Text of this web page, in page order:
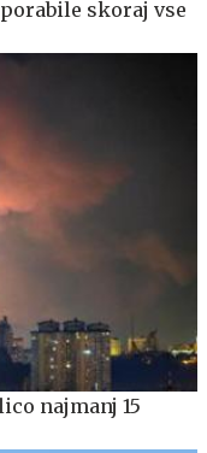
skoraj vse
najmanj 15